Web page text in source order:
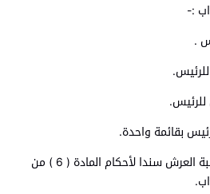
:-
.
للرئيس.
للرئيس.
بقائمة واحدة.
6- انتخاب لجنة الرد على خطبة العرش سندا لأحكام المادة ( 6 ) من